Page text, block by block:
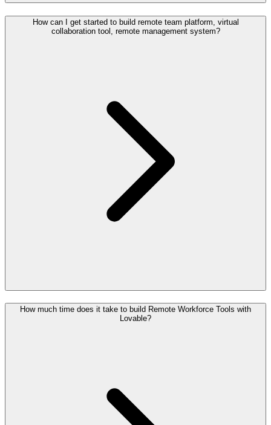
How can I get started to build remote team platform, virtual
collaboration tool, remote management system?
How much time does it take to build Remote Workforce Tools with
Lovable?